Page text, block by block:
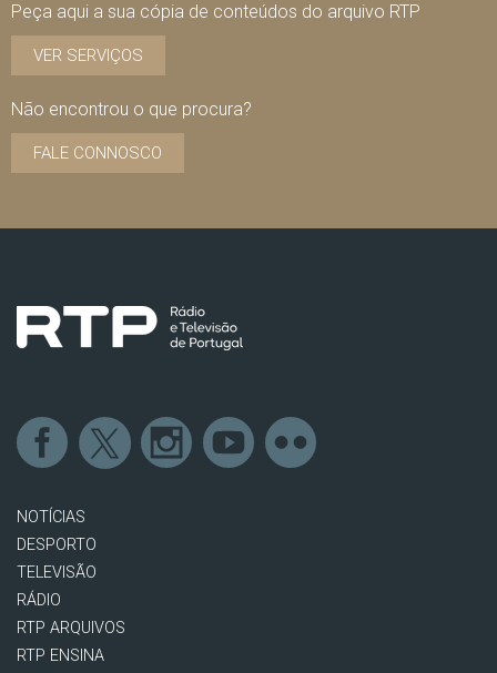
Peça aqui a sua cópia de conteúdos do arquivo RTP
VER SERVIÇOS
Não encontrou o que procura?
FALE CONNOSCO
NOTÍCIAS
DESPORTO
TELEVISÃO
RÁDIO
RTP ARQUIVOS
RTP ENSINA